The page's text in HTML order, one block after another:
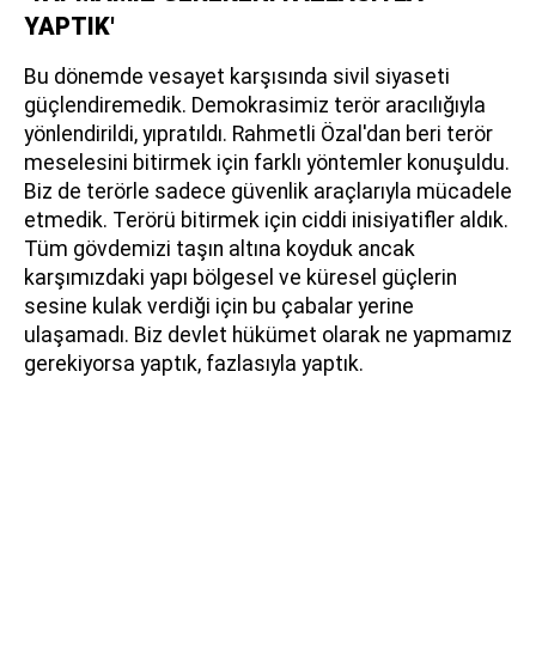
YAPTIK'
Bu dönemde vesayet karşısında sivil siyaseti
güçlendiremedik. Demokrasimiz terör aracılığıyla
yönlendirildi, yıpratıldı. Rahmetli Özal'dan beri terör
meselesini bitirmek için farklı yöntemler konuşuldu.
Biz de terörle sadece güvenlik araçlarıyla mücadele
etmedik. Terörü bitirmek için ciddi inisiyatifler aldık.
Tüm gövdemizi taşın altına koyduk ancak
karşımızdaki yapı bölgesel ve küresel güçlerin
sesine kulak verdiği için bu çabalar yerine
ulaşamadı. Biz devlet hükümet olarak ne yapmamız
gerekiyorsa yaptık, fazlasıyla yaptık.